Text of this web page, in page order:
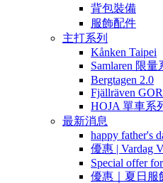
背包裝備
服飾配件
主打系列
Kånken Taipei
Samlaren 限量
Bergtagen 2.0
Fjällräven
HOJA 單車系
最新消息
happy father's
優惠 | Vardag
Special offer
優惠｜夏日服